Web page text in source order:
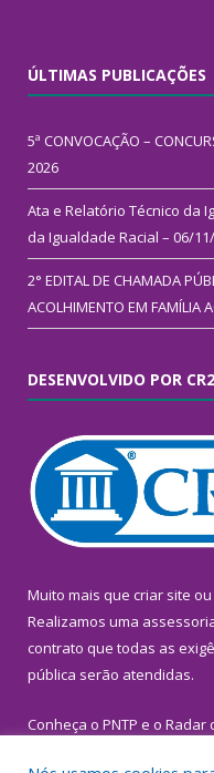
ÚLTIMAS PUBLICAÇÕES
5ª CONVOCAÇÃO –
2026
Ata e Relatório Técnico da
da Igualdade Racial – 06/
2° EDITAL DE CHAMADA
ACOLHIMENTO EM FAMÍLIA
DESENVOLVIDO POR CR2
Muito mais que criar site ou
Realizamos uma
contrato que todas as
pública serão atendidas.
Conheça o PNTP e o Radar